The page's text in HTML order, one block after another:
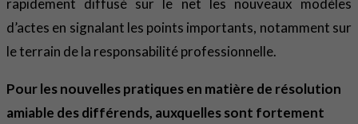
d’actes en signalant les points importants, notamment sur
le terrain de la responsabilité professionnelle.
Pour les nouvelles pratiques en matière de résolution
amiable des différends, auxquelles sont fortement